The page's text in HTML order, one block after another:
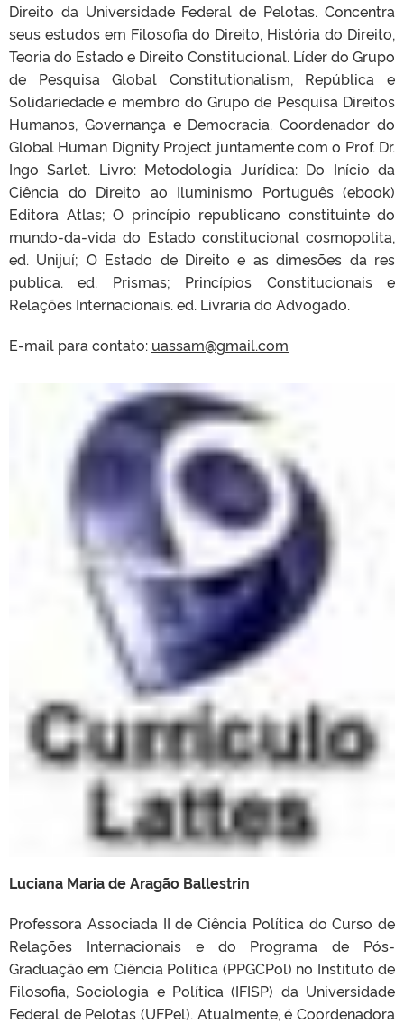
Direito da Universidade Federal de Pelotas. Concentra
seus estudos em Filosofia do Direito, História do Direito,
Teoria do Estado e Direito Constitucional. Líder do Grupo
de Pesquisa Global Constitutionalism, República e
Solidariedade e membro do Grupo de Pesquisa Direitos
Humanos, Governança e Democracia. Coordenador do
Global Human Dignity Project juntamente com o Prof. Dr.
Ingo Sarlet. Livro: Metodologia Jurídica: Do Início da
Ciência do Direito ao Iluminismo Português (ebook)
Editora Atlas; O princípio republicano constituinte do
mundo-da-vida do Estado constitucional cosmopolita,
ed. Unijuí; O Estado de Direito e as dimesões da res
publica. ed. Prismas; Princípios Constitucionais e
Relações Internacionais. ed. Livraria do Advogado.
E-mail para contato: uassam@gmail.com
Luciana Maria de Aragão Ballestrin
Professora Associada II de Ciência Política do Curso de
Relações Internacionais e do Programa de Pós-
Graduação em Ciência Política (PPGCPol) no Instituto de
Filosofia, Sociologia e Política (IFISP) da Universidade
Federal de Pelotas (UFPel). Atualmente, é Coordenadora